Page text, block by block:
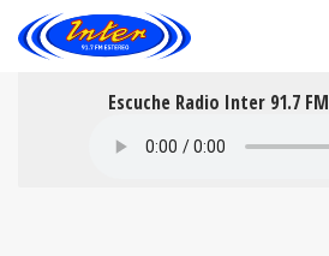
Escuche Radio Inter 91.7 FM